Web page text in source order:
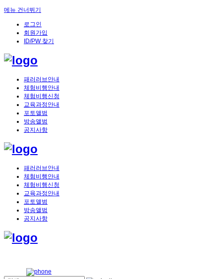
메뉴 건너뛰기
로그인
회원가입
ID/PW 찾기
패러러브안내
체험비행안내
체험비행신청
교육과정안내
포토앨범
방송앨범
공지사항
패러러브안내
체험비행안내
체험비행신청
교육과정안내
포토앨범
방송앨범
공지사항